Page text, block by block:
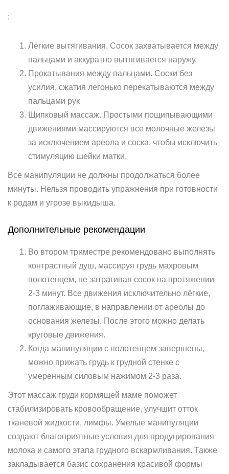
:
Лёгкие вытягивания. Сосок захватывается между
пальцами и аккуратно вытягивается наружу.
Прокатывания между пальцами. Соски без
усилия, сжатия легонько перекатываются между
пальцами рук
Щипковый массаж. Простыми пощипывающими
движениями массируются все молочные железы
за исключением ареола и соска, чтобы исключить
стимуляцию шейки матки.
Все манипуляции не должны продолжаться более
минуты. Нельзя проводить упражнения при готовности
к родам и угрозе выкидыша.
Дополнительные рекомендации
Во втором триместре рекомендовано выполнять
контрастный душ, массируя грудь махровым
полотенцем, не затрагивая сосок на протяжении
2-3 минут. Все движения исключительно лёгкие,
поглаживающие, в направлении от ареолы до
основания железы. После этого можно делать
круговые движения.
Когда манипуляции с полотенцем завершены,
можно прижать грудь к грудной стенке с
умеренным силовым нажимом 2-3 раза.
Этот массаж груди кормящей маме поможет
стабилизировать кровообращение, улучшит отток
тканевой жидкости, лимфы. Умелые манипуляции
создают благоприятные условия для продуцирования
молока и самого этапа грудного вскармливания. Также
закладывается базис сохранения красивой формы